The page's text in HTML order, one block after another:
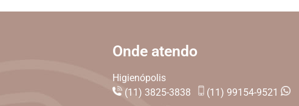
Onde atendo
Higienópolis
(11) 3825-3838
(11) 99154-9521